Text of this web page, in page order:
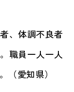
、体調不良者
職員一人一人
（愛知県）